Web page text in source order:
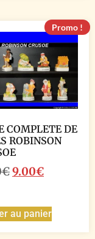
Promo !
COMPLETE DE
ROBINSON
€9.00€
au panier